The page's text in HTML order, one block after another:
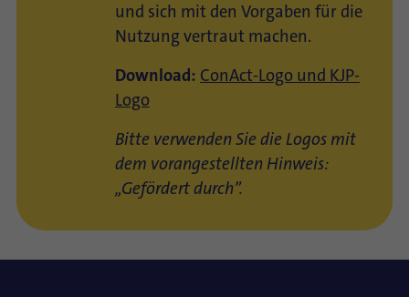
und sich mit den Vorgaben für die
Nutzung vertraut machen.
Download: ConAct-Logo und KJP-
Logo
Bitte verwenden Sie die Logos mit
dem vorangestellten Hinweis:
„Gefördert durch”.